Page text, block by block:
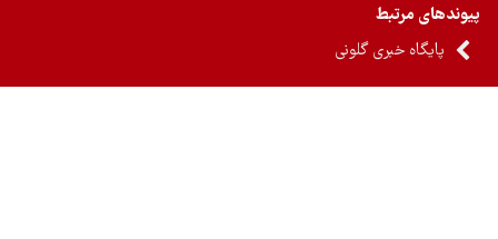
مرتبط
پایگاه خبری گلونی